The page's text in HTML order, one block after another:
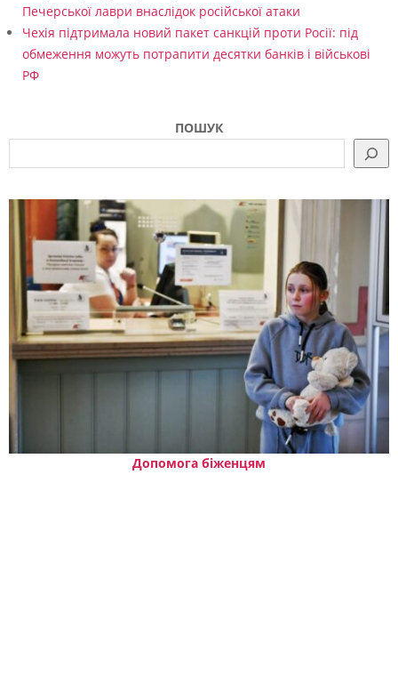
о
у
в
а
н
я
Печерської лаври внаслідок російської атаки
Чехія підтримала новий пакет санкцій проти Росії: під
обмеження можуть потрапити десятки банків і військові
РФ
ПОШУК
Допомога біженцям